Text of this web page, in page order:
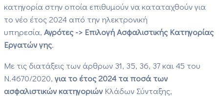
κατηγορία στην οποία επιθυμούν να καταταχθούν για
το νέο έτος 2024 από την ηλεκτρονική
υπηρεσία, Αγρότες -> Επιλογή Ασφαλιστικής Κατηγορίας
Εργατών γης.
Με τις διατάξεις των άρθρων 31, 35, 36, 37 και 45 του
Ν.4670/2020, για το έτος 2024 τα ποσά των
ασφαλιστικών κατηγοριώνΚλάδων Σύνταξης,